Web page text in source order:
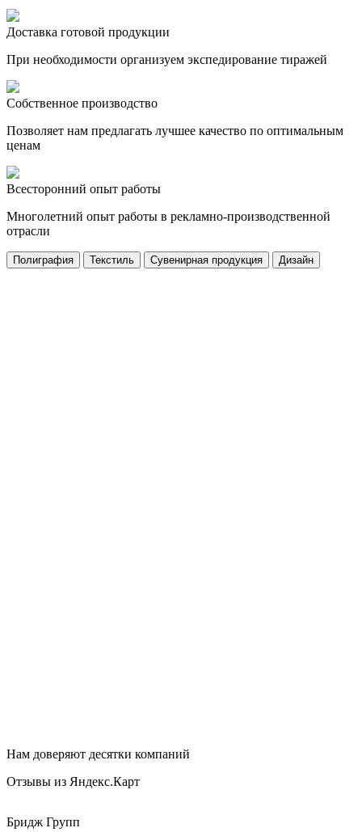
Доставка готовой продукции
При необходимости организуем экспедирование тиражей
Собственное производство
Позволяет нам предлагать лучшее качество по оптимальным
ценам
Всесторонний опыт работы
Многолетний опыт работы в рекламно-производственной
отрасли
Полиграфия Текстиль Сувенирная продукция Дизайн
Нам доверяют десятки компаний
Отзывы из Яндекс.Карт
Бридж Групп